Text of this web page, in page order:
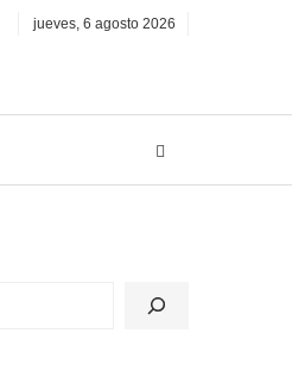
jueves, 6 agosto 2026